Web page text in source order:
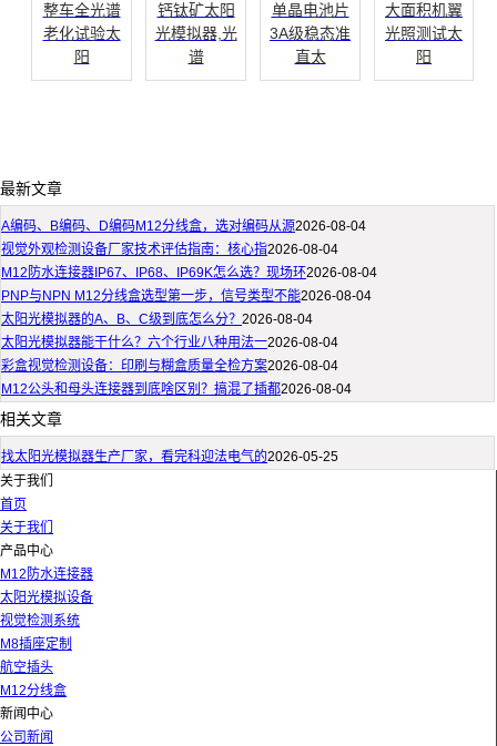
整车全光谱
老化试验太
阳
钙钛矿太阳
光模拟器,光
谱
单晶电池片
3A级稳态准
直太
大面积机翼
光照测试太
阳
最新文章
A编码、B编码、D编码M12分线盒，选对编码从源2026-08-04
视觉外观检测设备厂家技术评估指南：核心指2026-08-04
M12防水连接器IP67、IP68、IP69K怎么选？现场环2026-08-04
PNP与NPN M12分线盒选型第一步，信号类型不能2026-08-04
太阳光模拟器的A、B、C级到底怎么分？ 2026-08-04
太阳光模拟器能干什么？六个行业八种用法一2026-08-04
彩盒视觉检测设备：印刷与糊盒质量全检方案2026-08-04
M12公头和母头连接器到底啥区别？搞混了插都2026-08-04
相关文章
找太阳光模拟器生产厂家，看完科迎法电气的2026-05-25
关于我们
首页
关于我们
产品中心
M12防水连接器
太阳光模拟设备
视觉检测系统
M8插座定制
航空插头
M12分线盒
新闻中心
公司新闻